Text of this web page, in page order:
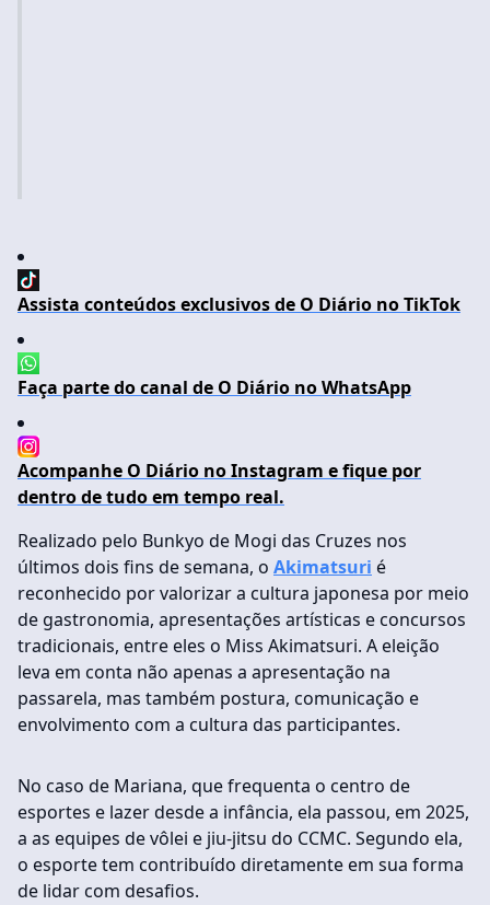
Assista conteúdos exclusivos de O Diário no TikTok
Faça parte do canal de O Diário no WhatsApp
Acompanhe O Diário no Instagram e fique por
dentro de tudo em tempo real.
Realizado pelo Bunkyo de Mogi das Cruzes nos
últimos dois fins de semana, o Akimatsuri é
reconhecido por valorizar a cultura japonesa por meio
de gastronomia, apresentações artísticas e concursos
tradicionais, entre eles o Miss Akimatsuri. A eleição
leva em conta não apenas a apresentação na
passarela, mas também postura, comunicação e
envolvimento com a cultura das participantes.
No caso de Mariana, que frequenta o centro de
esportes e lazer desde a infância, ela passou, em 2025,
a as equipes de vôlei e jiu-jitsu do CCMC. Segundo ela,
o esporte tem contribuído diretamente em sua forma
de lidar com desafios.